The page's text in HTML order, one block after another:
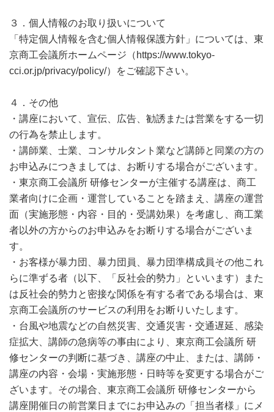
３．個人情報のお取り扱いについて
「特定個人情報を含む個人情報保護方針」については、東
京商工会議所ホームページ（https://www.tokyo-
cci.or.jp/privacy/policy/）をご確認下さい。
４．その他
・講座において、宣伝、広告、勧誘または営業をする一切
の行為を禁止します。
・講師業、士業、コンサルタント業など講師と同業の方の
お申込みにつきましては、お断りする場合がございます。
・東京商工会議所 研修センターが主催する講座は、商工
業者向けに企画・運営していることを踏まえ、講座の運営
面（実施形態・内容・目的・受講効果）を考慮し、商工業
者以外の方からのお申込みをお断りする場合がございま
す。
・お客様が暴力団、暴力団員、暴力団準構成員その他これ
らに準ずる者（以下、「反社会的勢力」といいます）また
は反社会的勢力と密接な関係を有する者である場合は、東
京商工会議所のサービスの利用をお断りいたします。
・台風や地震などの自然災害、交通災害・交通遅延、感染
症拡大、講師の急病等の事由により、東京商工会議所 研
修センターの判断に基づき、講座の中止、または、講師・
講座の内容・会場・実施形態・日時等を変更する場合がご
ざいます。その場合、東京商工会議所 研修センターから
講座開催日の前営業日までにお申込みの「担当者様」にメ